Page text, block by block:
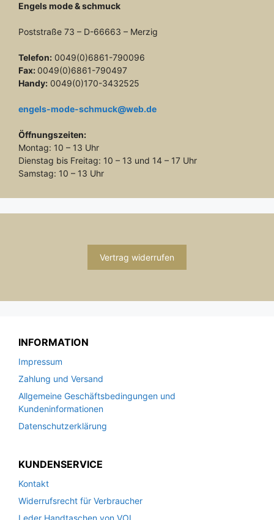
Engels mode & schmuck
Poststraße 73 – D-66663 – Merzig
Telefon: 0049(0)6861-790096
Fax: 0049(0)6861-790497
Handy: 0049(0)170-3432525
engels-mode-schmuck@web.de
Öffnungszeiten:
Montag: 10 – 13 Uhr
Dienstag bis Freitag: 10 – 13 und 14 – 17 Uhr
Samstag: 10 – 13 Uhr
Vertrag widerrufen
INFORMATION
Impressum
Zahlung und Versand
Allgemeine Geschäftsbedingungen und
Kundeninformationen
Datenschutzerklärung
KUNDENSERVICE
Kontakt
Widerrufsrecht für Verbraucher